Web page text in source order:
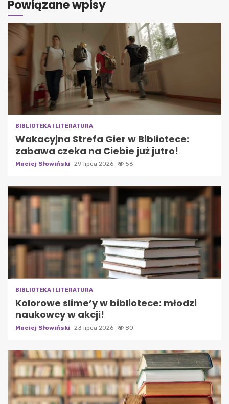
Powiązane wpisy
BIBLIOTEKA I LITERATURA
Wakacyjna Strefa Gier w Bibliotece:
zabawa czeka na Ciebie już jutro!
Maciej Słowiński 29 lipca 2026 56
BIBLIOTEKA I LITERATURA
Kolorowe slime’y w bibliotece: młodzi
naukowcy w akcji!
Maciej Słowiński 23 lipca 2026 80